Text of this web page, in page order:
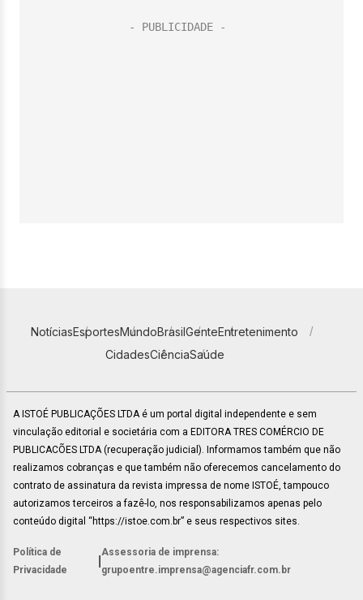
NotíciasEsportesMundoBrasilGenteEntretenimento
CidadesCiênciaSaúde
A ISTOÉ PUBLICAÇÕES LTDA é um portal digital independente e sem
vinculação editorial e societária com a EDITORA TRES COMÉRCIO DE
PUBLICACÕES LTDA (recuperação judicial). Informamos também que não
realizamos cobranças e que também não oferecemos cancelamento do
contrato de assinatura da revista impressa de nome ISTOÉ, tampouco
autorizamos terceiros a fazê-lo, nos responsabilizamos apenas pelo
conteúdo digital “https://istoe.com.br” e seus respectivos sites.
Política de
Privacidade
Assessoria de imprensa:
grupoentre.imprensa@agenciafr.com.br